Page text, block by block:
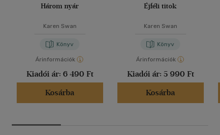
Három nyár
Karen Swan
Könyv
Árinformációk
Kiadói ár: 6 490 Ft
Kosárba
Éjféli titok
Karen Swan
Könyv
Árinformációk
Kiadói ár: 5 990 Ft
Kosárba